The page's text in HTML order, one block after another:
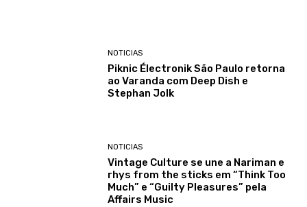
NOTICIAS
Piknic Électronik São Paulo retorna
ao Varanda com Deep Dish e
Stephan Jolk
NOTICIAS
Vintage Culture se une a Nariman e
rhys from the sticks em “Think Too
Much” e “Guilty Pleasures” pela
Affairs Music